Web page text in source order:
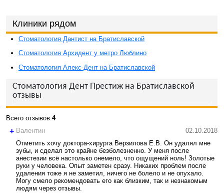
Клиники рядом
Стоматология Дантист на Братиславской
Стоматология Архидент у метро Люблино
Стоматология Алекс-Дент на Братиславской
Стоматология Дент Престиж на Братиславской
отзывы
Всего отзывов 4
+ Валентин
02.10.2018
Отметить хочу доктора-хирурга Верзилова Е.В. Он удалял мне
зубы, и сделал это крайне безболезненно. У меня после
анестезии всё настолько онемело, что ощущений ноль! Золотые
руки у человека. Опыт заметен сразу. Никаких проблем после
удаления тоже я не заметил, ничего не болело и не опухало.
Могу смело рекомендовать его как близким, так и незнакомым
людям через отзывы.